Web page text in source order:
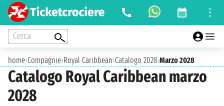
Cerca
home›Compagnie›Royal Caribbean›Catalogo 2028›Marzo 2028
Catalogo Royal Caribbean marzo
2028